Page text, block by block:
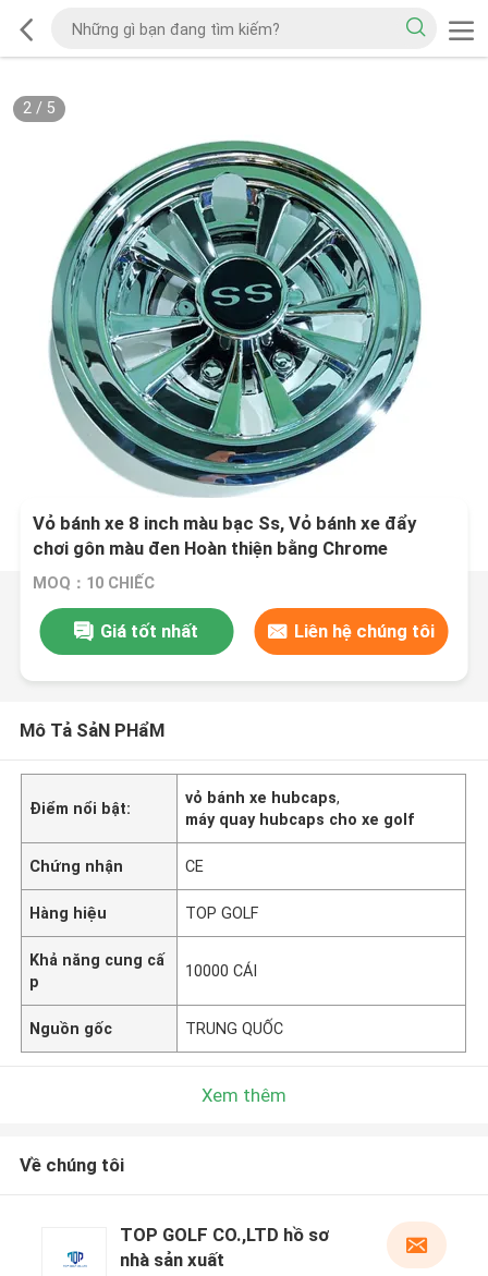
2/ 5
Vỏ bánh xe 8 inch màu bạc Ss, Vỏ bánh xe đẩy
chơi gôn màu đen Hoàn thiện bằng Chrome
MOQ：10 CHIẾC
Giá tốt nhất Liên hệ chúng tôi
Mô Tả SảN PHẩM
Điểm nổi bật:
vỏ bánh xe hubcaps,
máy quay hubcaps cho xe golf
Chứng nhận CE
Hàng hiệu TOP GOLF
Khả năng cung cấ
p
10000 CÁI
Nguồn gốc TRUNG QUỐC
Xem thêm
Về chúng tôi
TOP GOLF CO.,LTD hồ sơ
nhà sản xuất